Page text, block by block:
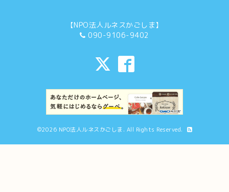
【NPO法人ルネスかごしま】
090-9106-9402
©2026 NPO法人ルネスかごしま. All Rights Reserved.